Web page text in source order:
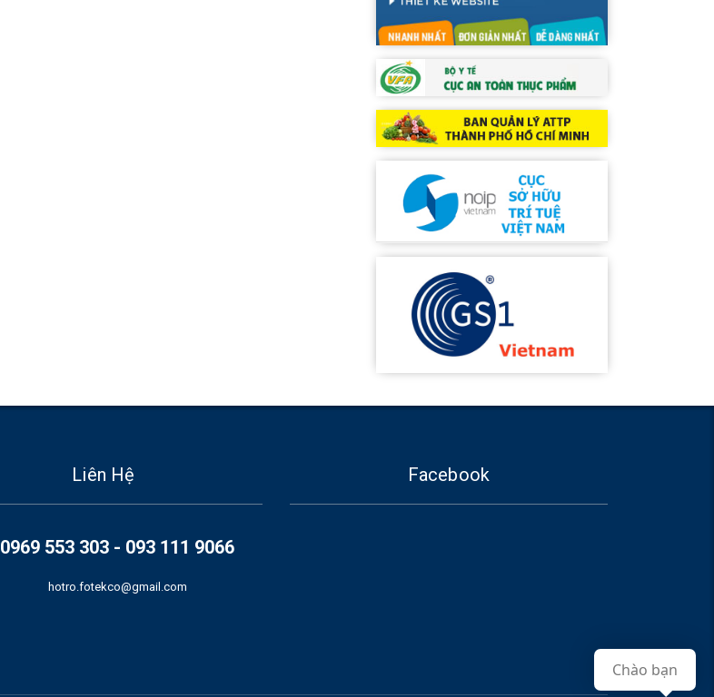
Liên Hệ
0969 553 303 - 093 111 9066
hotro.fotekco@gmail.com
Facebook
Chào bạn